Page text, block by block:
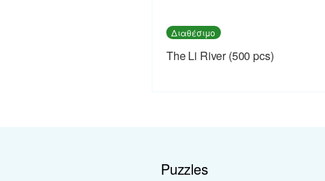
Διαθέσιμο
The Li River (500 pcs)
Puzzles